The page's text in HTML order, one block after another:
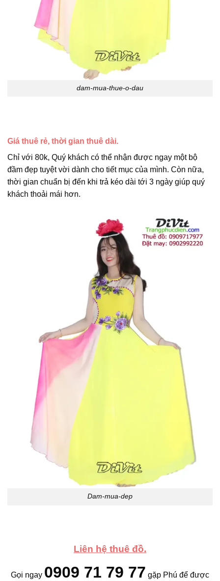
dam-mua-thue-o-dau
Giá thuê rẻ, thời gian thuê dài.
Chỉ với 80k, Quý khách có thể nhận được ngay một bộ
đầm đẹp tuyệt vời dành cho tiết mục của mình. Còn nữa,
thời gian chuẩn bị đến khi trả kéo dài tới 3 ngày giúp quý
khách thoải mái hơn.
Dam-mua-dep
Liên hệ thuê đồ.
Gọi ngay 0909 71 79 77 gặp Phú để được